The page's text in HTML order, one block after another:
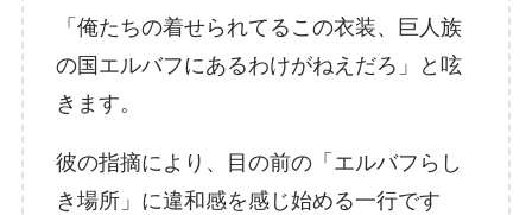
「俺たちの着せられてるこの衣装、巨人族
の国エルバフにあるわけがねえだろ」と呟
きます。
彼の指摘により、目の前の「エルバフらし
き場所」に違和感を感じ始める一行です